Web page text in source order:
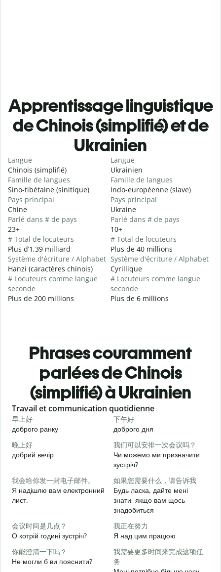
Apprentissage linguistique
de Chinois (simplifié) et de
Ukrainien
Langue
Chinois (simplifié)
Famille de langues
Sino-tibétaine (sinitique)
Pays principal
Chine
Parlé dans # de pays
23+
# Total de locuteurs
Plus d’1,39 milliard
Système d'écriture / Alphabet
Hanzi (caractères chinois)
# Locuteurs comme langue
seconde
Plus de 200 millions
Langue
Ukrainien
Famille de langues
Indo-européenne (slave)
Pays principal
Ukraine
Parlé dans # de pays
10+
# Total de locuteurs
Plus de 40 millions
Système d'écriture / Alphabet
Cyrillique
# Locuteurs comme langue
seconde
Plus de 6 millions
Phrases couramment
parlées de Chinois
(simplifié) à Ukrainien
Slide 1 of 6
Travail et communication quotidienne
早上好
доброго ранку
下午好
доброго дня
晚上好
добрий вечір
我们可以安排一次会议吗？
Чи можемо ми призначити
зустріч?
我会给你发一封电子邮件。
Я надішлю вам електронний
лист.
如果您需要什么，请告诉我
Будь ласка, дайте мені
знати, якщо вам щось
знадобиться
会议时间是几点？
О котрій годині зустріч?
我正在努力
Я над цим працюю
你能澄清一下吗？
Не могли б ви пояснити?
我需要更多时间来完成这项任
务